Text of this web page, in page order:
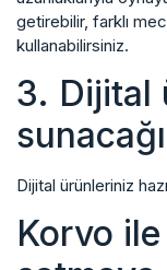
getirebilir, farklı
kullanabilirsiniz.
3. Dijital
Dijital ürünleriniz
Korvo